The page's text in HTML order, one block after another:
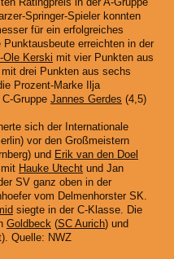
Ratingpreis in der A-Gruppe
Springer-Spieler konnten
für ein erfolgreiches
erreichten in der
Ole Kerski mit vier Punkten aus
mit drei Punkten aus sechs
Prozent-Marke Ilja
Gruppe Jannes Gerdes (4,5)
sich der Internationale
vor den Großmeistern
und Erik van den Doel
Hauke Utecht und Jan
SV ganz oben in der
vom Delmenhorster SK.
siegte in der C-Klasse. Die
Goldbeck (SC Aurich) und
Quelle: NWZ